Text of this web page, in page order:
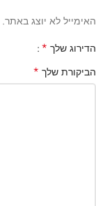
האימייל לא יוצג באתר.
הדירוג שלך *
הביקורת שלך *